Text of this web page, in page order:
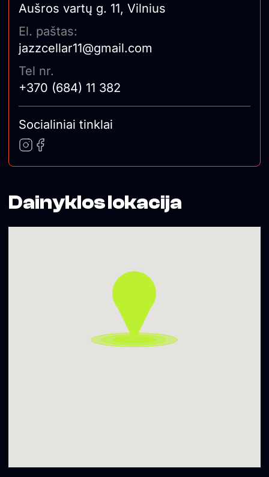
Aušros vartų g. 11, Vilnius
El. paštas:
jazzcellar11@gmail.com
Tel nr.
+370 (684) 11 382
Socialiniai tinklai
Dainyklos lokacija